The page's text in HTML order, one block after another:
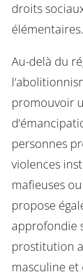
droits
élémentaires.
Au-delà du
promouvoir
personnes
violences
mafieuses
propose
approfondie
prostitution
masculine et